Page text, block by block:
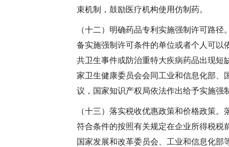
束机制，鼓励医疗机构使用仿制药。
（十二）明确药品专利实施强制许可路径
备实施强制许可条件的单位或者个人可以
共卫生事件或防治重特大疾病药品出现短
家卫生健康委员会会同工业和信息化部、
议，国家知识产权局依法作出给予实施强
（十三）落实税收优惠政策和价格政策。
符合条件的按照有关规定在企业所得税税
国家发展和改革委员会、工业和信息化